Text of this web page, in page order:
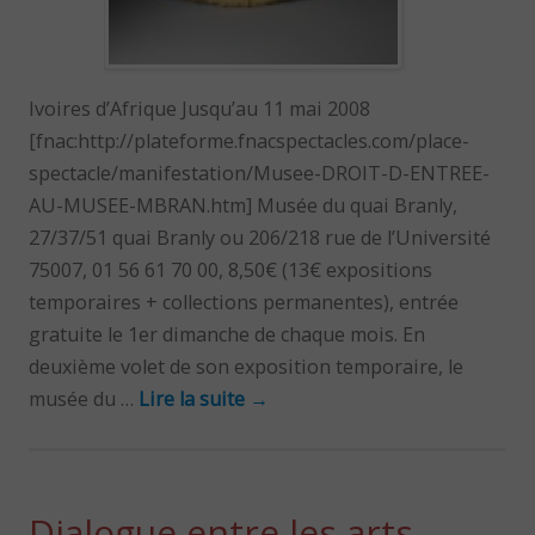
Ivoires d’Afrique Jusqu’au 11 mai 2008
[fnac:http://plateforme.fnacspectacles.com/place-
spectacle/manifestation/Musee-DROIT-D-ENTREE-
AU-MUSEE-MBRAN.htm] Musée du quai Branly,
27/37/51 quai Branly ou 206/218 rue de l’Université
75007, 01 56 61 70 00, 8,50€ (13€ expositions
temporaires + collections permanentes), entrée
gratuite le 1er dimanche de chaque mois. En
deuxième volet de son exposition temporaire, le
musée du … Lire la suite →